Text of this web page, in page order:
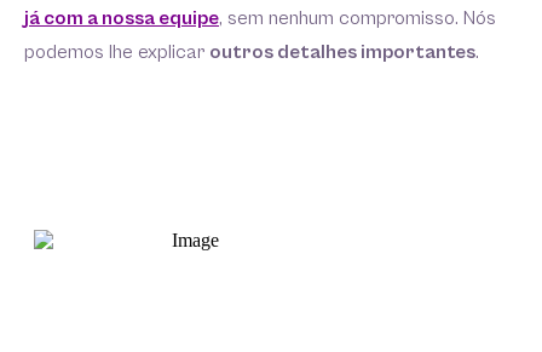
já com a nossa equipe, sem nenhum compromisso. Nós
podemos lhe explicar outros detalhes importantes.